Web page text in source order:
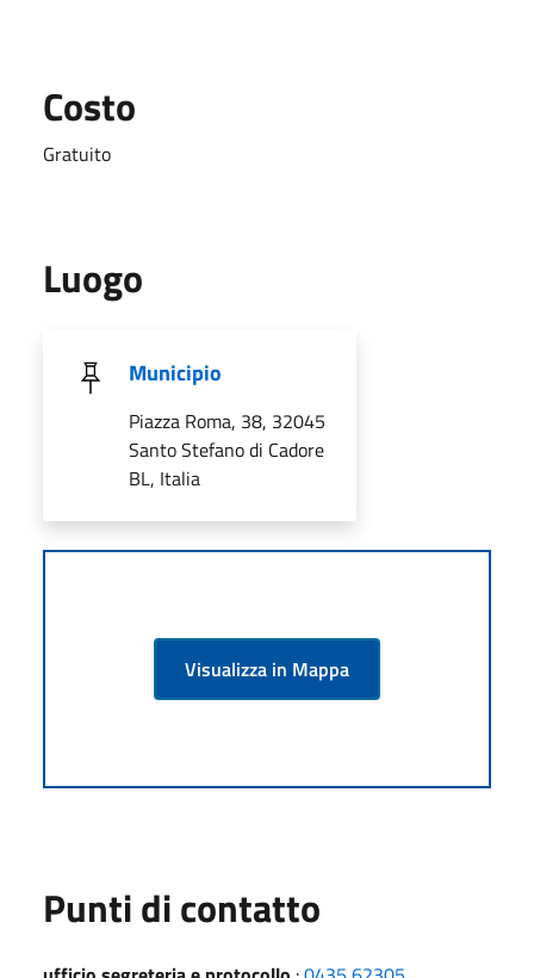
Costo
Gratuito
Luogo
Municipio
Piazza Roma, 38, 32045
Santo Stefano di Cadore
BL, Italia
Visualizza in Mappa
Punti di contatto